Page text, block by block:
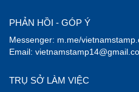
PHẢN HỒI - GÓP Ý
Messenger: m.me/
Email:
TRỤ SỞ LÀM VIỆC